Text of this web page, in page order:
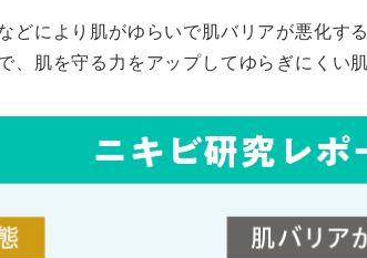
どにより肌がゆらいで 肌バリアが悪化する
、肌を守る力をアップして ゆらぎにくい